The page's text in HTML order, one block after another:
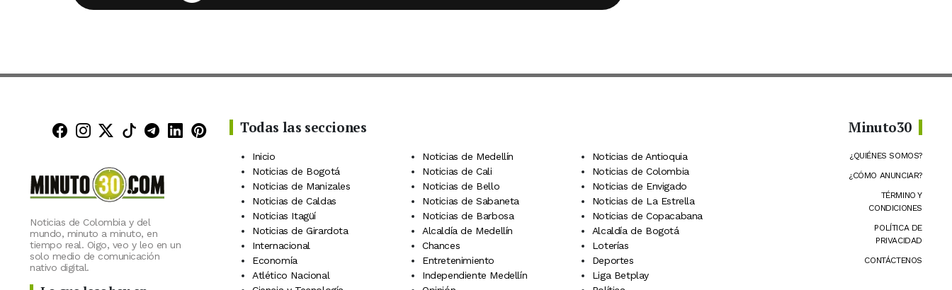
Minuto30 en Facebook
Minuto30 en Instagram
Minuto30 en X (Twitter)
Minuto30 en TikTok
Canal de Minuto30 en Telegram
Minuto30 en LinkedIn
Minuto30 en Pinterest
Noticias de Colombia y del
mundo, minuto a minuto, en
tiempo real. Oigo, veo y leo en un
solo medio de comunicación
nativo digital.
Todas las secciones
Inicio Noticias de Medellín
Noticias de Antioquia
Noticias de Bogotá
Noticias de Cali
Noticias de Colombia
Noticias de Manizales
Noticias de Bello
Noticias de Envigado
Noticias de Caldas
Noticias de Sabaneta
Noticias de La Estrella
Noticias Itagüí
Noticias de Barbosa
Noticias de Copacabana
Noticias de Girardota
Alcaldía de Medellín
Alcaldía de Bogotá
Internacional
Chances
Loterías
Economía
Entretenimiento
Deportes
Atlético Nacional
Independiente Medellín
Liga Betplay
Minuto30
¿QUIÉNES SOMOS?
¿CÓMO ANUNCIAR?
TÉRMINO Y
CONDICIONES
POLÍTICA DE
PRIVACIDAD
CONTÁCTENOS